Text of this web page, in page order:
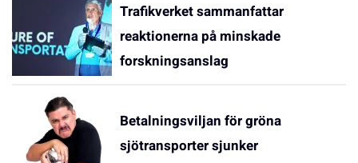
Trafikverket sammanfattar
reaktionerna på minskade
forskningsanslag
Betalningsviljan för gröna
sjötransporter sjunker